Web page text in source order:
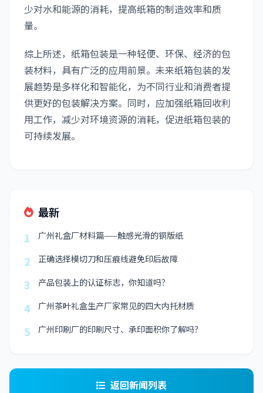
少对水和能源的消耗，提高纸箱的制造效率和质
量。
综上所述，纸箱包装是一种轻便、环保、经济的包
装材料，具有广泛的应用前景。未来纸箱包装的发
展趋势是多样化和智能化，为不同行业和消费者提
供更好的包装解决方案。同时，应加强纸箱回收利
用工作，减少对环境资源的消耗，促进纸箱包装的
可持续发展。
最新
1
广州礼盒厂材料篇——触感光滑的铜版纸
2 正确选择模切刀和压痕线避免印后故障
3 产品包装上的认证标志，你知道吗？
4 广州茶叶礼盒生产厂家常见的四大内托材质
5 广州印刷厂的印刷尺寸、承印面积你了解吗？
返回新闻列表